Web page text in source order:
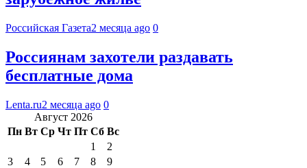
Российская Газета2 месяца ago 0
Россиянам захотели раздавать
бесплатные дома
Lenta.ru2 месяца ago 0
Август 2026
Пн Вт Ср Чт Пт Сб Вс
1
2
3
4 5 6 7 8
9